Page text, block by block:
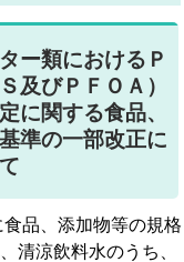
ー類におけるＰ
及びＰＦＯＡ）
に関する食品、
準の一部改正に
品、添加物等の規格
清涼飲料水のうち、